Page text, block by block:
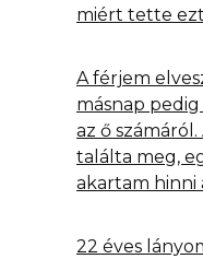
miért tette
A férjem
másnap
az ő
találta meg,
akartam hinni
22 éves